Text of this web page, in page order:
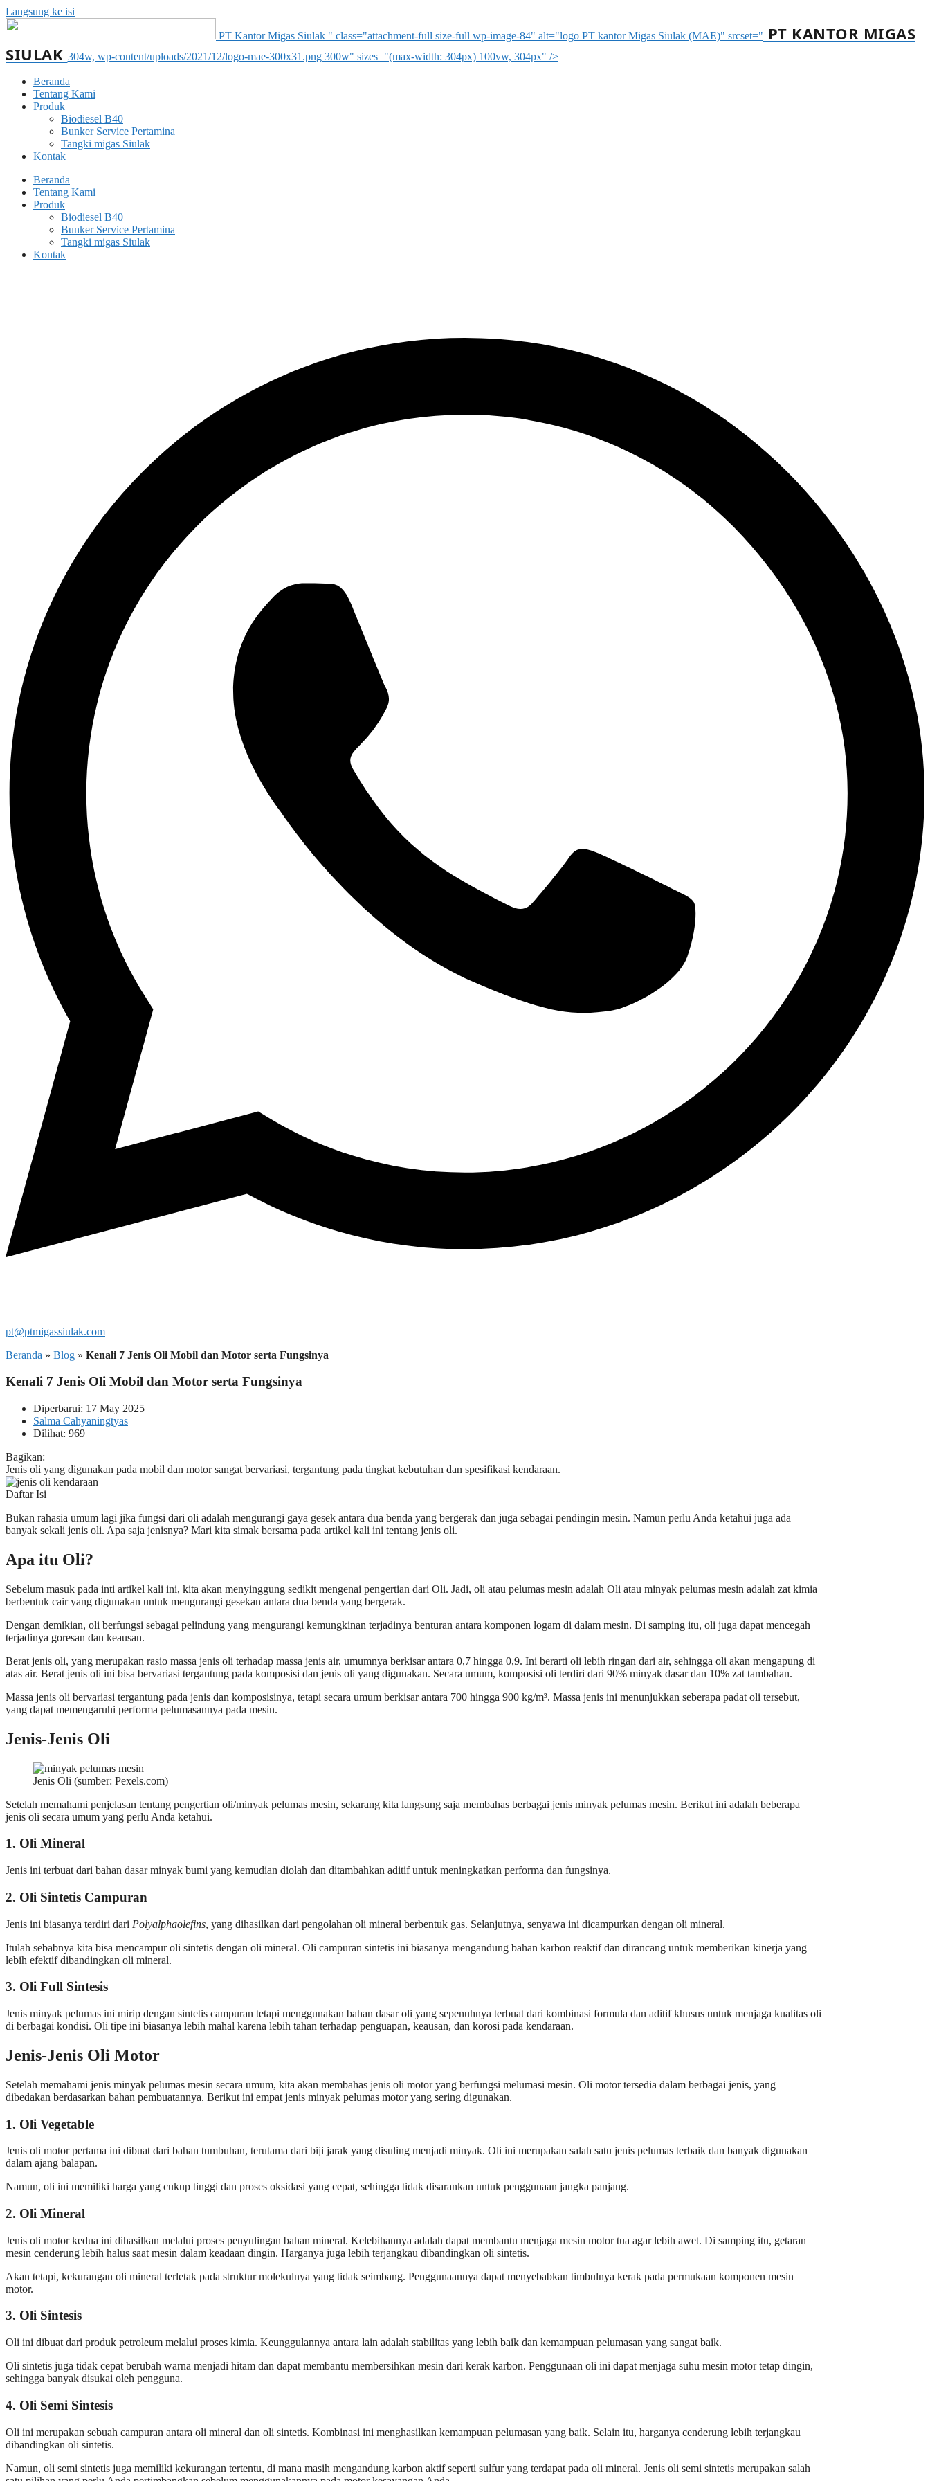
Langsung ke isi
PT Kantor Migas Siulak " class="attachment-full size-full wp-image-84" alt="logo PT kantor Migas Siulak (MAE)" srcset=" PT KANTOR MIGAS
SIULAK 304w, wp-content/uploads/2021/12/logo-mae-300x31.png 300w" sizes="(max-width: 304px) 100vw, 304px" />
Beranda
Tentang Kami
Produk
Biodiesel B40
Bunker Service Pertamina
Tangki migas Siulak
Kontak
Beranda
Tentang Kami
Produk
Biodiesel B40
Bunker Service Pertamina
Tangki migas Siulak
Kontak
pt@ptmigassiulak.com
Beranda » Blog » Kenali 7 Jenis Oli Mobil dan Motor serta Fungsinya
Kenali 7 Jenis Oli Mobil dan Motor serta Fungsinya
Diperbarui: 17 May 2025
Salma Cahyaningtyas
Dilihat: 969
Bagikan:
Jenis oli yang digunakan pada mobil dan motor sangat bervariasi, tergantung pada tingkat kebutuhan dan spesifikasi kendaraan.
Daftar Isi
Bukan rahasia umum lagi jika fungsi dari oli adalah mengurangi gaya gesek antara dua benda yang bergerak dan juga sebagai pendingin mesin. Namun perlu Anda ketahui juga ada
banyak sekali jenis oli. Apa saja jenisnya? Mari kita simak bersama pada artikel kali ini tentang jenis oli.
Apa itu Oli?
Sebelum masuk pada inti artikel kali ini, kita akan menyinggung sedikit mengenai pengertian dari Oli. Jadi, oli atau pelumas mesin adalah Oli atau minyak pelumas mesin adalah zat kimia
berbentuk cair yang digunakan untuk mengurangi gesekan antara dua benda yang bergerak.
Dengan demikian, oli berfungsi sebagai pelindung yang mengurangi kemungkinan terjadinya benturan antara komponen logam di dalam mesin. Di samping itu, oli juga dapat mencegah
terjadinya goresan dan keausan.
Berat jenis oli, yang merupakan rasio massa jenis oli terhadap massa jenis air, umumnya berkisar antara 0,7 hingga 0,9. Ini berarti oli lebih ringan dari air, sehingga oli akan mengapung di
atas air. Berat jenis oli ini bisa bervariasi tergantung pada komposisi dan jenis oli yang digunakan. Secara umum, komposisi oli terdiri dari 90% minyak dasar dan 10% zat tambahan.
Massa jenis oli bervariasi tergantung pada jenis dan komposisinya, tetapi secara umum berkisar antara 700 hingga 900 kg/m³. Massa jenis ini menunjukkan seberapa padat oli tersebut,
yang dapat memengaruhi performa pelumasannya pada mesin.
Jenis-Jenis Oli
Jenis Oli (sumber: Pexels.com)
Setelah memahami penjelasan tentang pengertian oli/minyak pelumas mesin, sekarang kita langsung saja membahas berbagai jenis minyak pelumas mesin. Berikut ini adalah beberapa
jenis oli secara umum yang perlu Anda ketahui.
1. Oli Mineral
Jenis ini terbuat dari bahan dasar minyak bumi yang kemudian diolah dan ditambahkan aditif untuk meningkatkan performa dan fungsinya.
2. Oli Sintetis Campuran
Jenis ini biasanya terdiri dari Polyalphaolefins, yang dihasilkan dari pengolahan oli mineral berbentuk gas. Selanjutnya, senyawa ini dicampurkan dengan oli mineral.
Itulah sebabnya kita bisa mencampur oli sintetis dengan oli mineral. Oli campuran sintetis ini biasanya mengandung bahan karbon reaktif dan dirancang untuk memberikan kinerja yang
lebih efektif dibandingkan oli mineral.
3. Oli Full Sintesis
Jenis minyak pelumas ini mirip dengan sintetis campuran tetapi menggunakan bahan dasar oli yang sepenuhnya terbuat dari kombinasi formula dan aditif khusus untuk menjaga kualitas oli
di berbagai kondisi. Oli tipe ini biasanya lebih mahal karena lebih tahan terhadap penguapan, keausan, dan korosi pada kendaraan.
Jenis-Jenis Oli Motor
Setelah memahami jenis minyak pelumas mesin secara umum, kita akan membahas jenis oli motor yang berfungsi melumasi mesin. Oli motor tersedia dalam berbagai jenis, yang
dibedakan berdasarkan bahan pembuatannya. Berikut ini empat jenis minyak pelumas motor yang sering digunakan.
1. Oli Vegetable
Jenis oli motor pertama ini dibuat dari bahan tumbuhan, terutama dari biji jarak yang disuling menjadi minyak. Oli ini merupakan salah satu jenis pelumas terbaik dan banyak digunakan
dalam ajang balapan.
Namun, oli ini memiliki harga yang cukup tinggi dan proses oksidasi yang cepat, sehingga tidak disarankan untuk penggunaan jangka panjang.
2. Oli Mineral
Jenis oli motor kedua ini dihasilkan melalui proses penyulingan bahan mineral. Kelebihannya adalah dapat membantu menjaga mesin motor tua agar lebih awet. Di samping itu, getaran
mesin cenderung lebih halus saat mesin dalam keadaan dingin. Harganya juga lebih terjangkau dibandingkan oli sintetis.
Akan tetapi, kekurangan oli mineral terletak pada struktur molekulnya yang tidak seimbang. Penggunaannya dapat menyebabkan timbulnya kerak pada permukaan komponen mesin
motor.
3. Oli Sintesis
Oli ini dibuat dari produk petroleum melalui proses kimia. Keunggulannya antara lain adalah stabilitas yang lebih baik dan kemampuan pelumasan yang sangat baik.
Oli sintetis juga tidak cepat berubah warna menjadi hitam dan dapat membantu membersihkan mesin dari kerak karbon. Penggunaan oli ini dapat menjaga suhu mesin motor tetap dingin,
sehingga banyak disukai oleh pengguna.
4. Oli Semi Sintesis
Oli ini merupakan sebuah campuran antara oli mineral dan oli sintetis. Kombinasi ini menghasilkan kemampuan pelumasan yang baik. Selain itu, harganya cenderung lebih terjangkau
dibandingkan oli sintetis.
Namun, oli semi sintetis juga memiliki kekurangan tertentu, di mana masih mengandung karbon aktif seperti sulfur yang terdapat pada oli mineral. Jenis oli semi sintetis merupakan salah